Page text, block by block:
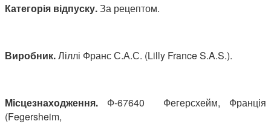
Категорія відпуску.За рецептом.
Виробник.Ліллі Франс С.А.С. (Lilly France S.A.S.).
Місцезнаходження. Ф-67640 Фегерсхейм, Франція
(Fegersheim,